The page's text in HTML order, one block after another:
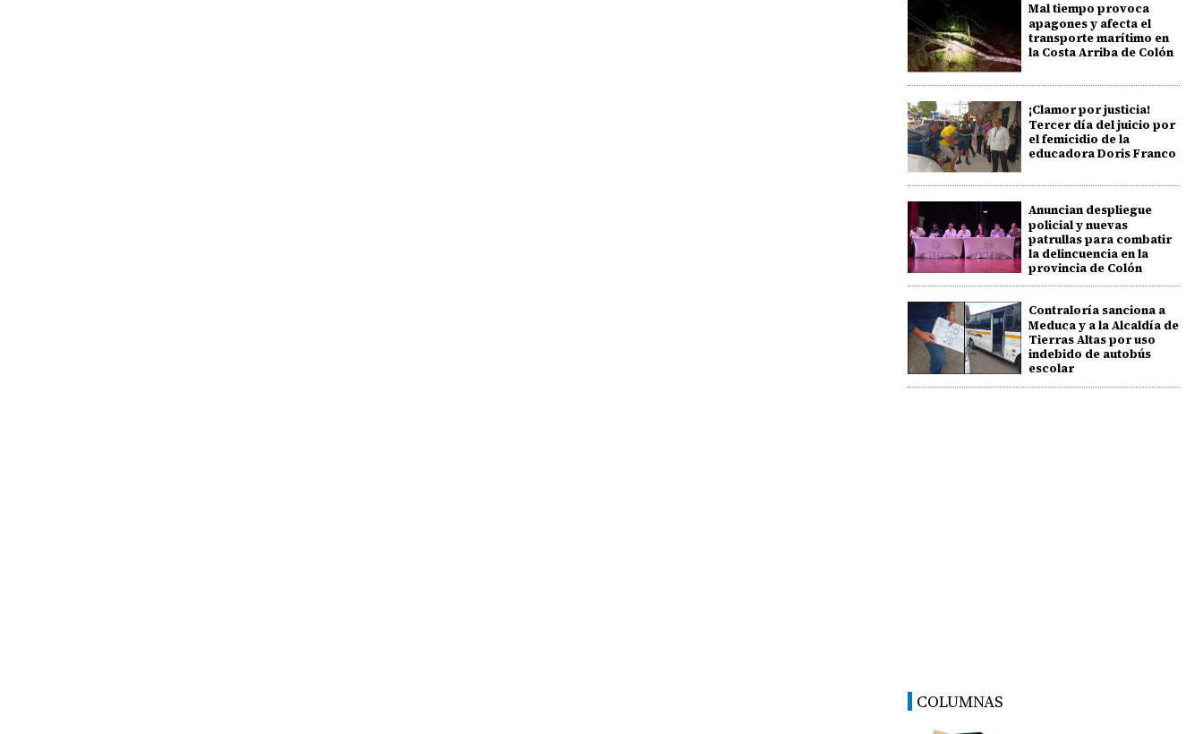
Mal tiempo provoca
apagones y afecta el
transporte marítimo en
la Costa Arriba de Colón
¡Clamor por justicia!
Tercer día del juicio por
el femicidio de la
educadora Doris Franco
Anuncian despliegue
policial y nuevas
patrullas para combatir
la delincuencia en la
provincia de Colón
Contraloría sanciona a
Meduca y a la Alcaldía de
Tierras Altas por uso
indebido de autobús
escolar
COLUMNAS